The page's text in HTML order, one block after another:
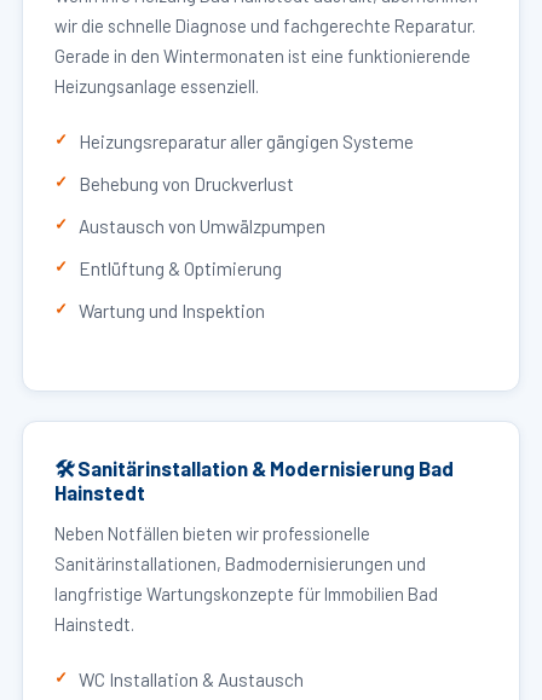
wir die schnelle Diagnose und fachgerechte Reparatur.
Gerade in den Wintermonaten ist eine funktionierende
Heizungsanlage essenziell.
Heizungsreparatur aller gängigen Systeme
Behebung von Druckverlust
Austausch von Umwälzpumpen
Entlüftung & Optimierung
Wartung und Inspektion
🛠 Sanitärinstallation & Modernisierung Bad
Hainstedt
Neben Notfällen bieten wir professionelle
Sanitärinstallationen, Badmodernisierungen und
langfristige Wartungskonzepte für Immobilien Bad
Hainstedt.
WC Installation & Austausch